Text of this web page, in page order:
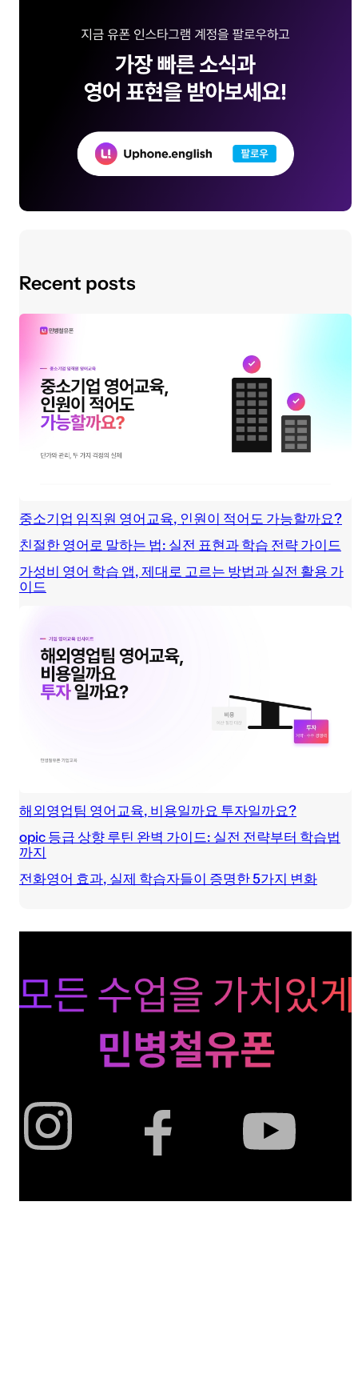
Recent posts
중소기업 임직원 영어교육, 인원이 적어도 가능할까요?
친절한 영어로 말하는 법: 실전 표현과 학습 전략 가이드
가성비 영어 학습 앱, 제대로 고르는 방법과 실전 활용 가
이드
해외영업팀 영어교육, 비용일까요 투자일까요?
opic 등급 상향 루틴 완벽 가이드: 실전 전략부터 학습법
까지
전화영어 효과, 실제 학습자들이 증명한 5가지 변화